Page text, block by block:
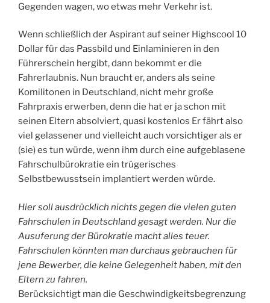
Gegenden wagen, wo etwas mehr Verkehr ist.
Wenn schließlich der Aspirant auf seiner Highscool 10
Dollar für das Passbild und Einlaminieren in den
Führerschein hergibt, dann bekommt er die
Fahrerlaubnis. Nun braucht er, anders als seine
Komilitonen in Deutschland, nicht mehr große
Fahrpraxis erwerben, denn die hat er ja schon mit
seinen Eltern absolviert, quasi kostenlos Er fährt also
viel gelassener und vielleicht auch vorsichtiger als er
(sie) es tun würde, wenn ihm durch eine aufgeblasene
Fahrschulbürokratie ein trügerisches
Selbstbewusstsein implantiert werden würde.
Hier soll ausdrücklich nichts gegen die vielen guten
Fahrschulen in Deutschland gesagt werden. Nur die
Ausuferung der Bürokratie macht alles teuer.
Fahrschulen könnten man durchaus gebrauchen für
jene Bewerber, die keine Gelegenheit haben, mit den
Eltern zu fahren.
Berücksichtigt man die Geschwindigkeitsbegrenzung